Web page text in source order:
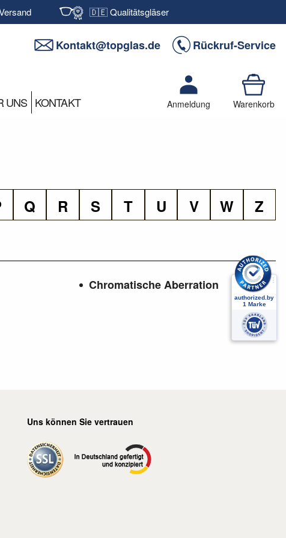
🇩🇪 Qualitätsgläser
Kontakt@topglas.de Rückruf-Service
UNS KONTAKT Anmeldung Warenkorb
Q R S T U V W Z
Chromatische Aberration
Uns können Sie vertrauen